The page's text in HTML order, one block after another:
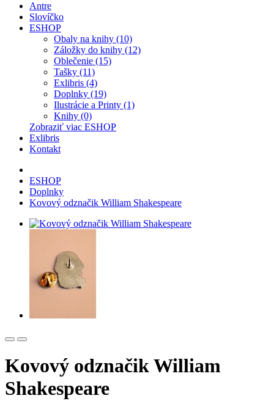
Antre
Slovíčko
ESHOP
Obaly na knihy (10)
Záložky do knihy (12)
Oblečenie (15)
Tašky (11)
Exlibris (4)
Doplnky (19)
Ilustrácie a Printy (1)
Knihy (0)
Zobraziť viac ESHOP
Exlibris
Kontakt
ESHOP
Doplnky
Kovový odznačik William Shakespeare
Kovový odznačik William
Shakespeare